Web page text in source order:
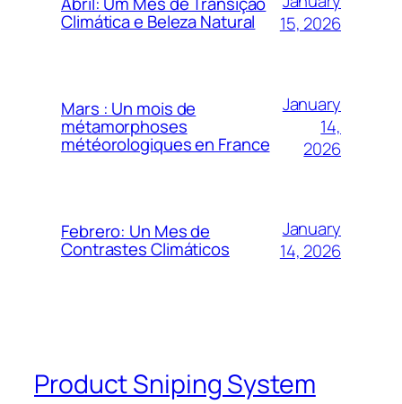
Climática e Beleza Natural
15, 2026
Mars : Un mois de
métamorphoses
météorologiques en France
January
14,
2026
Febrero: Un Mes de
Contrastes Climáticos
January
14, 2026
Product Sniping System